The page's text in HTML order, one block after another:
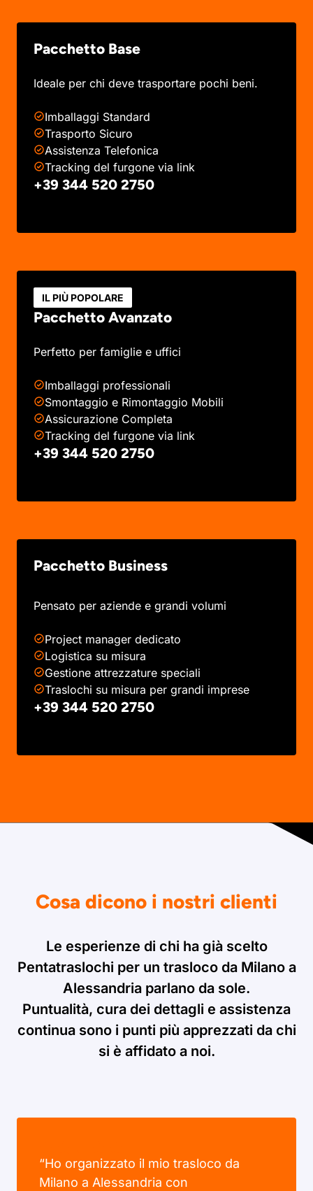
Pacchetto Base
Ideale per chi deve trasportare pochi beni.
Imballaggi Standard
Trasporto Sicuro
Assistenza Telefonica
Tracking del furgone via link
+39 344 520 2750
IL PIÙ POPOLARE
Pacchetto Avanzato
Perfetto per famiglie e uffici
Imballaggi professionali
Smontaggio e Rimontaggio Mobili
Assicurazione Completa
Tracking del furgone via link
+39 344 520 2750
Pacchetto Business
Pensato per aziende e grandi volumi
Project manager dedicato
Logistica su misura
Gestione attrezzature speciali
Traslochi su misura per grandi imprese
+39 344 520 2750
Cosa dicono i nostri clienti
Le esperienze di chi ha già scelto
Pentatraslochi per un trasloco da Milano a
Alessandria parlano da sole.
Puntualità, cura dei dettagli e assistenza
continua sono i punti più apprezzati da chi
si è affidato a noi.
“Ho organizzato il mio trasloco da
Milano a Alessandria con